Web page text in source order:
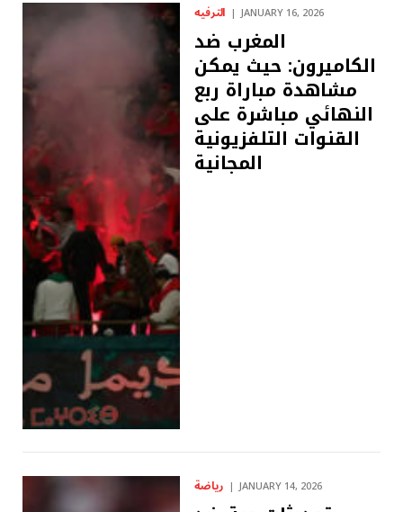
الترفيه JANUARY 16, 2026
المغرب ضد
الكاميرون: حيث يمكن
مشاهدة مباراة ربع
النهائي مباشرة على
القنوات التلفزيونية
المجانية
رياضة JANUARY 14, 2026